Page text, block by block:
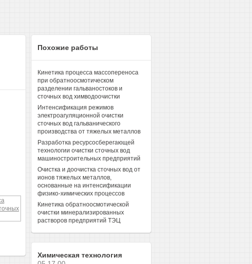
Похожие работы
Кинетика процесса массопереноса
при обратноосмотическом
разделении гальваностоков и
сточных вод химводоочистки
Интенсификация режимов
электроагуляционной очистки
сточных вод гальванического
производства от тяжелых металлов
Разработка ресурсосберегающей
технологии очистки сточных вод
машиностроительных предприятий
Очистка и доочистка сточных вод от
ионов тяжелых металлов,
основанные на интенсификации
физико-химических процессов
Кинетика обратноосмотической
очистки минерализированных
растворов предприятий ТЭЦ
Химическая технология